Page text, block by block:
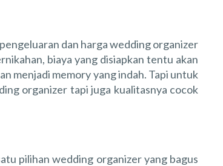
dan harga wedding organizer
biaya yang disiapkan tentu akan
menjadi memory yang indah. Tapi untuk
organizer tapi juga kualitasnya cocok
pilihan wedding organizer yang bagus